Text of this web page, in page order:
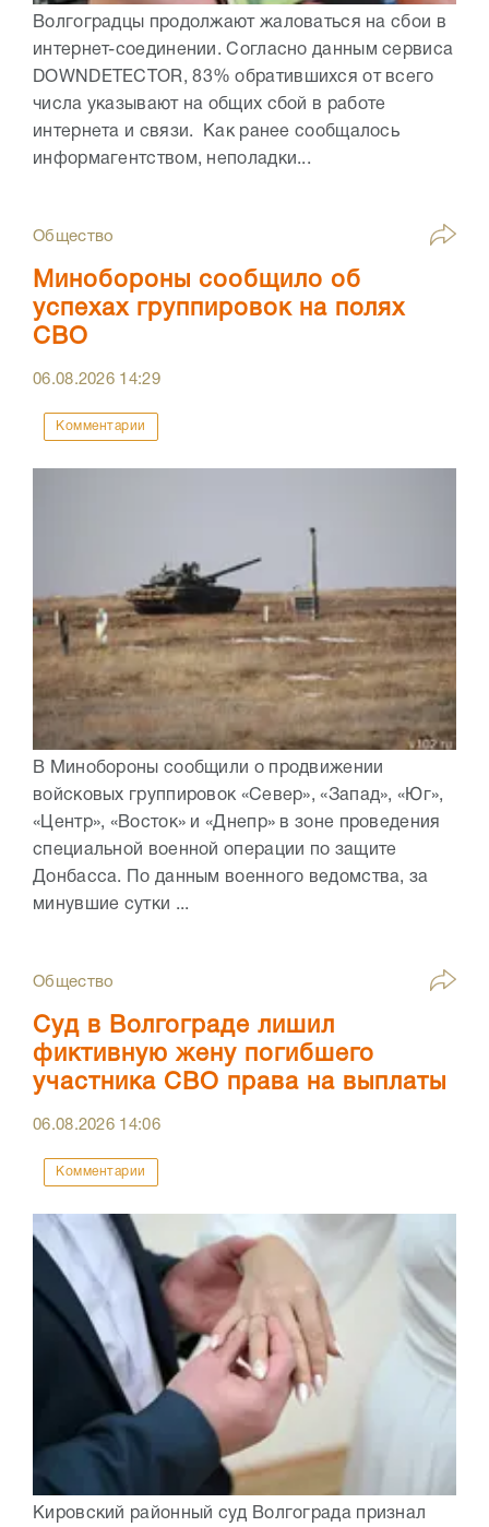
Волгоградцы продолжают жаловаться на сбои в
интернет-соединении. Согласно данным сервиса
DOWNDETECTOR, 83% обратившихся от всего
числа указывают на общих сбой в работе
интернета и связи. Как ранее сообщалось
информагентством, неполадки...
Общество
Минобороны сообщило об
успехах группировок на полях
СВО
06.08.2026 14:29
Комментарии
В Минобороны сообщили о продвижении
войсковых группировок «Север», «Запад», «Юг»,
«Центр», «Восток» и «Днепр» в зоне проведения
специальной военной операции по защите
Донбасса. По данным военного ведомства, за
минувшие сутки ...
Общество
Суд в Волгограде лишил
фиктивную жену погибшего
участника СВО права на выплаты
06.08.2026 14:06
Комментарии
Кировский районный суд Волгограда признал